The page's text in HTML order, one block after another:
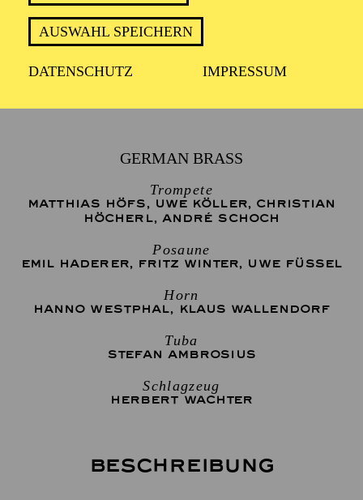
AUSWAHL SPEICHERN
DATENSCHUTZ IMPRESSUM
Montag 21. Dezember 2026
GERMAN BRASS
Trompete
MATTHIAS HÖFS, UWE KÖLLER, CHRISTIAN
HÖCHERL, ANDRÉ SCHOCH
Posaune
EMIL HADERER, FRITZ WINTER, UWE FÜSSEL
Horn
HANNO WESTPHAL, KLAUS WALLENDORF
Tuba
STEFAN AMBROSIUS
Schlagzeug
HERBERT WACHTER
Beschreibung